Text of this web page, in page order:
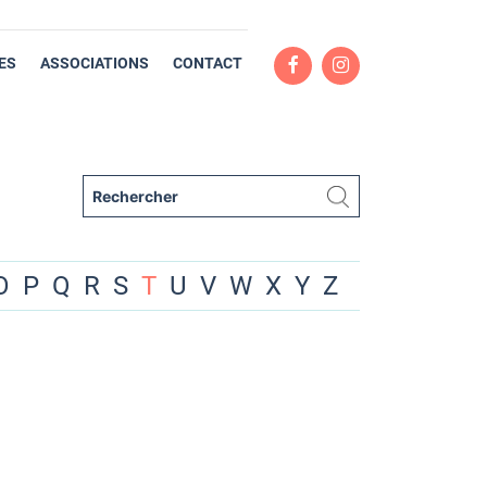
ASSOCIATIONS CONTACT
P Q R S T U V W X Y Z